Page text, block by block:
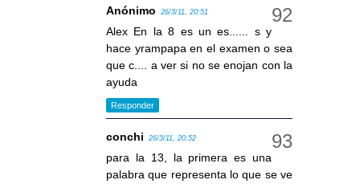
Anónimo 26/3/11, 20:51
Alex En la 8 es un es...... s y
hace yrampapa en el examen o sea
que c.... a ver si no se enojan con la
ayuda
Responder
conchi 26/3/11, 20:52
para la 13, la primera es una
palabra que representa lo que se ve